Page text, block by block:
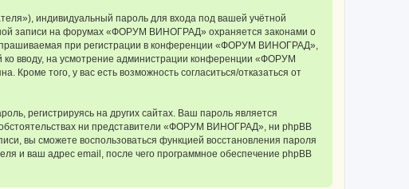
индивидуальный пароль для входа под вашей учётной
записи на форумах «ФОРУМ ВИНОГРАД» охраняется законами о
при регистрации в конференции «ФОРУМ ВИНОГРАД»,
ко вводу, на усмотрение администрации конференции «ФОРУМ
того, у вас есть возможность согласиться/отказаться от
регистрируясь на других сайтах. Ваш пароль является
ни представители «ФОРУМ ВИНОГРАД», ни phpBB
вы сможете воспользоваться функцией восстановления пароля
и ваш адрес email, после чего программное обеспечение phpBB